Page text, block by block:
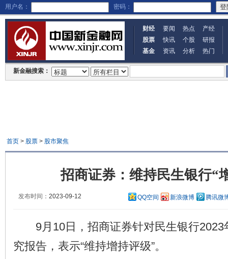
用户名： 密码：
财经 要闻 热点
产经
股票
快讯 个股
研报
基金
资讯 分析 热门
新金融搜索：
首页> 股票> 股市聚焦
招商证券：维持民生银行“
发布时间： 2023-09-12 QQ空间 新浪微博 腾讯微
9月10日，招商证券针对民生银行2023
究报告，表示“维持增持评级”。